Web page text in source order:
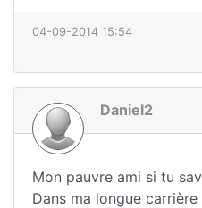
04-09-2014 15:54
Daniel2
Mon pauvre ami si tu
Dans ma longue